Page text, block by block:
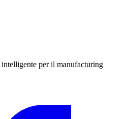
per il manufacturing